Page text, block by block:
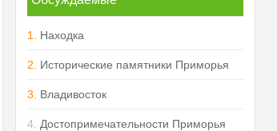
1. Находка
2. Исторические памятники Приморья
3. Владивосток
4. Достопримечательности Приморья